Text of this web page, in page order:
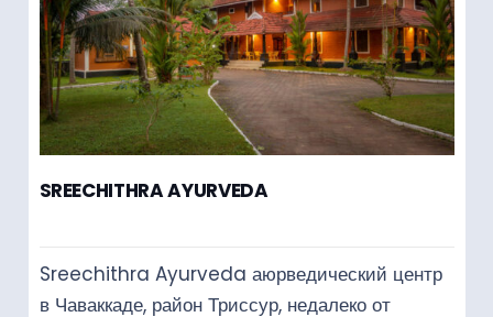
SREECHITHRA AYURVEDA
Sreechithra Ayurveda аюрведический центр
в Чаваккаде, район Триссур, недалеко от